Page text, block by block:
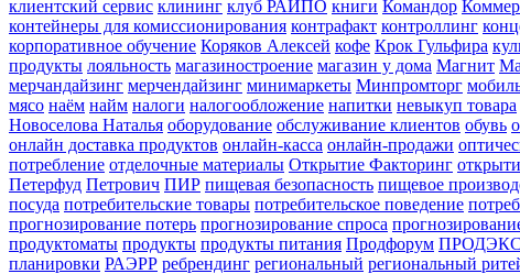
клиентский сервис клининг клуб РАЙПО книги Командор
контейнеры для комиссионирования контрафакт контроллинг
корпоративное обучение Коряков Алексей кофе Крок Гульфира
продукты лояльность магазиностроение магазин у дома Магнит
мерчандайзинг мерчендайзинг минимаркеты Минпромторг
мясо наём найм налоги налогообложение напитки невыкуп товара
Новоселова Наталья оборудование обслуживание клиентов обувь
онлайн доставка продуктов онлайн-касса онлайн-продажи
потребление отделочные материалы Открытие Факторинг
Петерфуд Петрович ПИР пищевая безопасность пищевое
посуда потребительские товары потребительское поведение
прогнозирование потерь прогнозирование спроса
продуктоматы продукты продукты питания Продфорум
планировки РАЭРР ребрендинг региональный региональный